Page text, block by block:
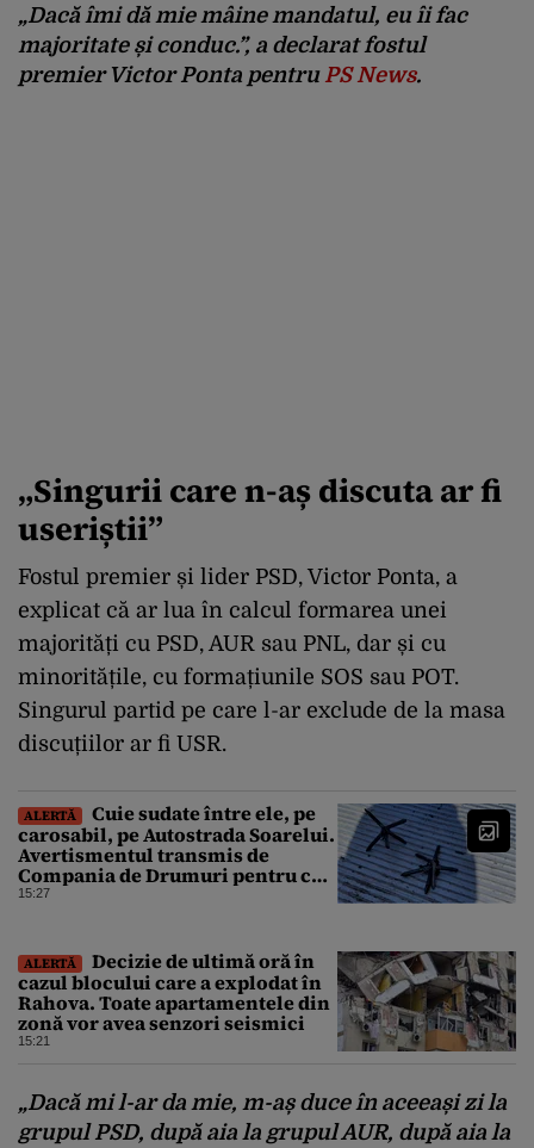
„Dacă îmi dă mie mâine mandatul, eu îi fac
majoritate și conduc.”, a declarat fostul
premier Victor Ponta pentru PS News.
„Singurii care n-aș discuta ar fi
useriștii”
Fostul premier și lider PSD, Victor Ponta, a
explicat că ar lua în calcul formarea unei
majorități cu PSD, AUR sau PNL, dar și cu
minoritățile, cu formațiunile SOS sau POT.
Singurul partid pe care l-ar exclude de la masa
discuțiilor ar fi USR.
ALERTĂ
Cuie sudate între ele, pe
carosabil, pe Autostrada Soarelui.
Avertismentul transmis de
Compania de Drumuri pentru cei
care tranzitează A2
15:27
ALERTĂ
Decizie de ultimă oră în
cazul blocului care a explodat în
Rahova. Toate apartamentele din
zonă vor avea senzori seismici
15:21
„Dacă mi l-ar da mie, m-aș duce în aceeași zi la
grupul PSD, după aia la grupul AUR, după aia la